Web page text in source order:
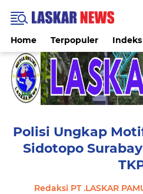
Home Terpopuler Indeks
Polisi Ungkap
Sidotopo
Redaksi PT .LASKAR